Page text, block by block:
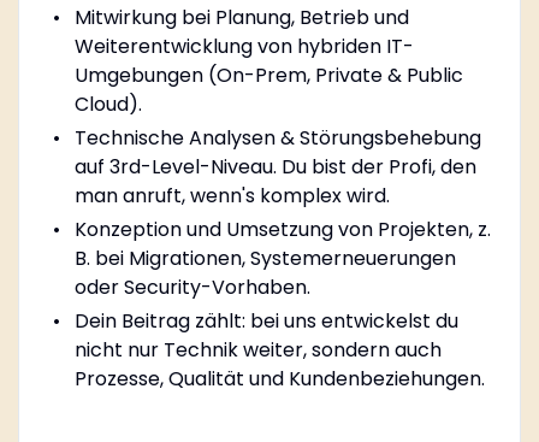
Mitwirkung bei Planung, Betrieb und
Weiterentwicklung von hybriden IT-
Umgebungen (On-Prem, Private & Public
Cloud).
Technische Analysen & Störungsbehebung
auf 3rd-Level-Niveau. Du bist der Profi, den
man anruft, wenn's komplex wird.
Konzeption und Umsetzung von Projekten, z.
B. bei Migrationen, Systemerneuerungen
oder Security-Vorhaben.
Dein Beitrag zählt: bei uns entwickelst du
nicht nur Technik weiter, sondern auch
Prozesse, Qualität und Kundenbeziehungen.